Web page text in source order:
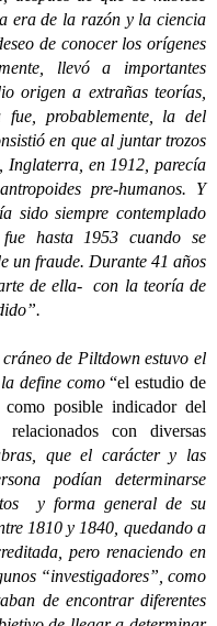
era de la razón y la ciencia
de conocer los orígenes
llevó a importantes
origen a extrañas teorías,
probablemente, la del
en que al juntar trozos
Inglaterra, en 1912, parecía
pre-humanos. Y
sido siempre contemplado
hasta 1953 cuando se
un fraude. Durante 41 años
de ella- con la teoría de
de Piltdown estuvo el
define como“el estudio de
posible indicador del
con diversas
que el carácter y las
podían determinarse
y forma general de su
1810 y 1840, quedando a
pero renaciendo en
“investigadores”, como
de encontrar diferentes